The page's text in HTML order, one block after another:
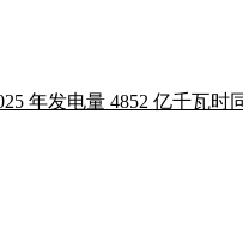
年发电量 4852 亿千瓦时